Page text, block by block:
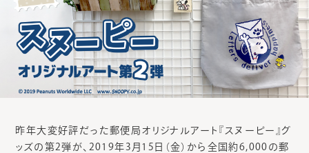
昨年大変好評だった郵便局オリジナルアート『スヌーピー』グ
ッズの第2弾が、2019年3月15日（金）から全国約6,000の郵